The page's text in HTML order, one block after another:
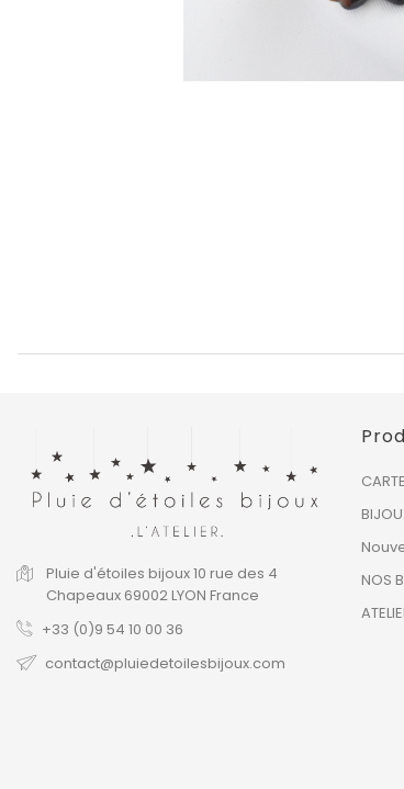
Pluie d'étoiles bijoux10 rue des 4
Chapeaux 69002 LYON France
+33 (0)9 54 10 00 36
contact@pluiedetoilesbijoux.com
NOS